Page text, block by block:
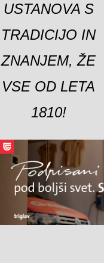
USTANOVA S
TRADICIJO IN
ZNANJEM, ŽE
VSE OD LETA
1810!